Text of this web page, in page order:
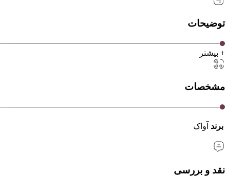
توضیحات
+ بیشتر
مشخصات
برند آواک
نقد و بررسی